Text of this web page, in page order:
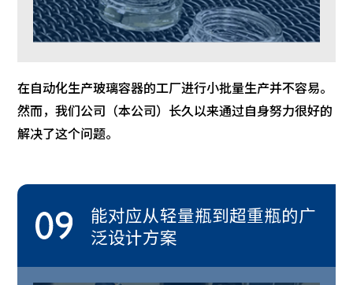
在自动化生产玻璃容器的工厂进行小批量生产并不容易。
然而，我们公司（本公司）长久以来通过自身努力很好的
解决了这个问题。
能对应从轻量瓶到超重瓶的广
泛设计方案